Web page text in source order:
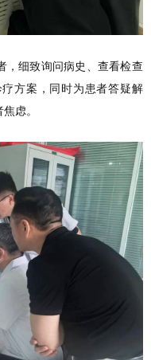
，细致询问病史、查看检查
方案，同时为患者答疑解
虑。